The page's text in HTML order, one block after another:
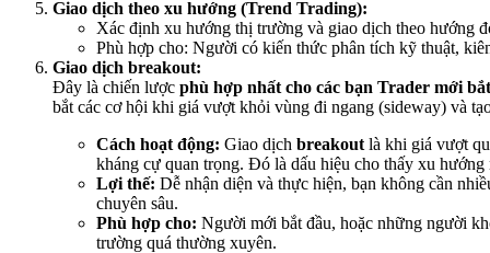
Giao dịch theo xu hướng (Trend Trading):
Xác định xu hướng thị trường và giao dịch theo hướng
Phù hợp cho: Người có kiến thức phân tích kỹ thuật,
Giao dịch breakout:
Đây là chiến lược phù hợp nhất cho các bạn Trader mới
bắt các cơ hội khi giá vượt khỏi vùng đi ngang (sideway) và
Cách hoạt động: Giao dịch breakout là khi giá vượt
kháng cự quan trọng. Đó là dấu hiệu cho thấy xu hướng
Lợi thế: Dễ nhận diện và thực hiện, bạn không cần
chuyên sâu.
Phù hợp cho: Người mới bắt đầu, hoặc những người
trường quá thường xuyên.